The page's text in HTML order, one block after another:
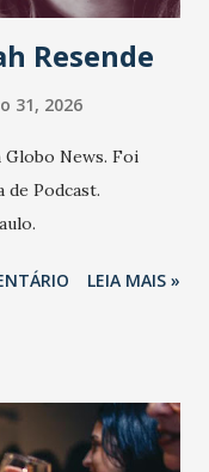
Resende
31, 2026
Globo News. Foi
Podcast.
LEIA MAIS »